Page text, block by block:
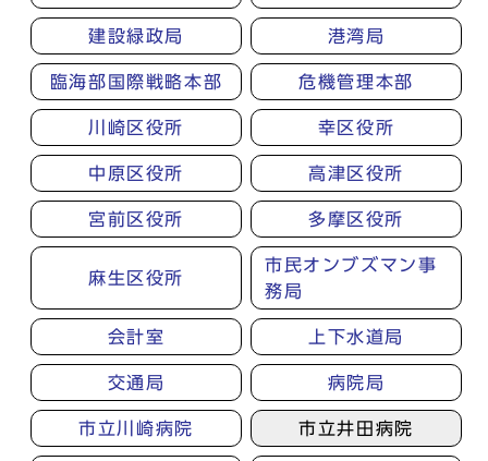
建設緑政局 港湾局
臨海部国際戦略本部 危機管理本部
川崎区役所 幸区役所
中原区役所 高津区役所
宮前区役所 多摩区役所
麻生区役所
市民オンブズマン事
務局
会計室 上下水道局
交通局 病院局
市立川崎病院 市立井田病院